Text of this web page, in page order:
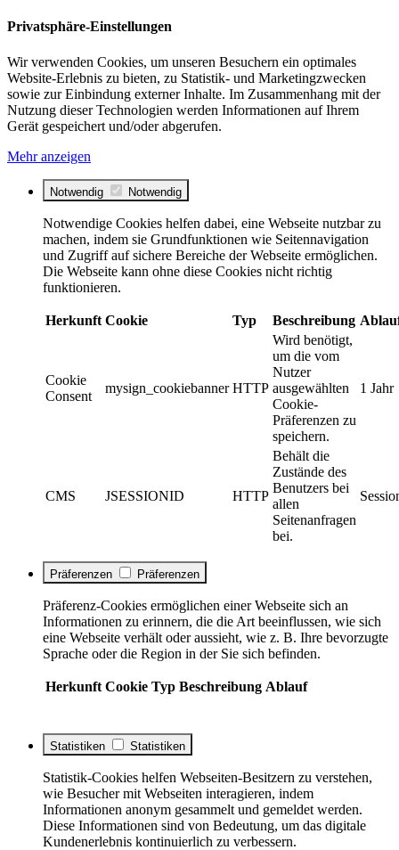
Privatsphäre-Einstellungen
Wir verwenden Cookies, um unseren Besuchern ein optimales
Website-Erlebnis zu bieten, zu Statistik- und Marketingzwecken
sowie zur Einbindung externer Inhalte. Im Zusammenhang mit der
Nutzung dieser Technologien werden Informationen auf Ihrem
Gerät gespeichert und/oder abgerufen.
Mehr anzeigen
Notwendig Notwendig
Notwendige Cookies helfen dabei, eine Webseite nutzbar zu
machen, indem sie Grundfunktionen wie Seitennavigation
und Zugriff auf sichere Bereiche der Webseite ermöglichen.
Die Webseite kann ohne diese Cookies nicht richtig
funktionieren.
Herkunft Cookie Typ Beschreibung
Cookie
Consent
mysign_cookiebanner HTTP
Wird benötigt,
um die vom
Nutzer
ausgewählten
Cookie-
Präferenzen zu
speichern.
1 Jahr
CMS JSESSIONID HTTP
Behält die
Zustände des
Benutzers bei
allen
Seitenanfragen
bei.
Präferenzen Präferenzen
Präferenz-Cookies ermöglichen einer Webseite sich an
Informationen zu erinnern, die die Art beeinflussen, wie sich
eine Webseite verhält oder aussieht, wie z. B. Ihre bevorzugte
Sprache oder die Region in der Sie sich befinden.
Herkunft Cookie Typ Beschreibung Ablauf
Statistiken Statistiken
Statistik-Cookies helfen Webseiten-Besitzern zu verstehen,
wie Besucher mit Webseiten interagieren, indem
Informationen anonym gesammelt und gemeldet werden.
Diese Informationen sind von Bedeutung, um das digitale
Kundenerlebnis kontinuierlich zu verbessern.